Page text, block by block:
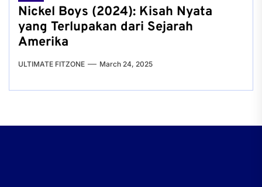
Nickel Boys (2024): Kisah Nyata
yang Terlupakan dari Sejarah
Amerika
ULTIMATE FITZONE March 24, 2025